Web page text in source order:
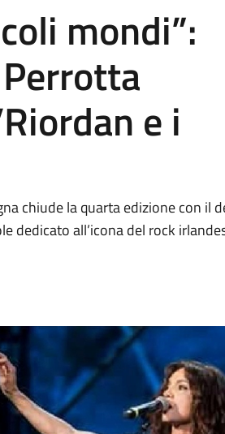
mondi”:
e i
chiude la quarta edizione con il
dedicato all’icona del rock